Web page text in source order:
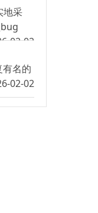
地采
02-02
名的
02-02